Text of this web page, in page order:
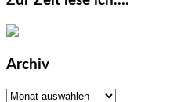
Archiv
Archiv